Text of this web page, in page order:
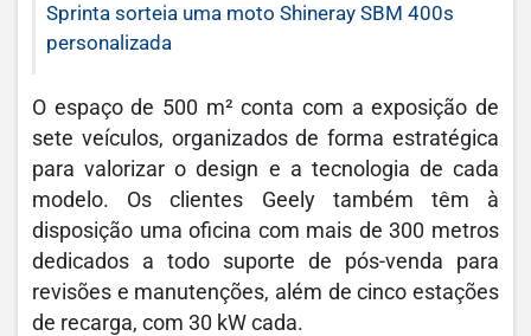
Sprinta sorteia uma moto Shineray SBM 400s
personalizada
O espaço de 500 m² conta com a exposição de
sete veículos, organizados de forma estratégica
para valorizar o design e a tecnologia de cada
modelo. Os clientes Geely também têm à
disposição uma oficina com mais de 300 metros
dedicados a todo suporte de pós-venda para
revisões e manutenções, além de cinco estações
de recarga, com 30 kW cada.